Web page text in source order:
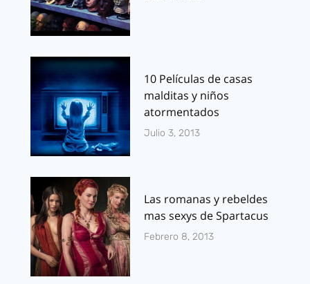
10 Películas de casas
malditas y niños
atormentados
Julio 3, 2013
Las romanas y rebeldes
mas sexys de Spartacus
Febrero 8, 2013